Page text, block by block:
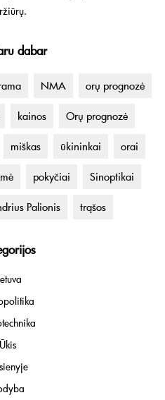
dabar
NMA orų prognozė
kainos Orų prognozė
miškas ūkininkai orai
pokyčiai Sinoptikai
Palionis trąšos
Ūkis